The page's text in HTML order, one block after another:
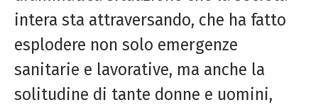
intera sta attraversando, che ha fatto
esplodere non solo emergenze
sanitarie e lavorative, ma anche la
solitudine di tante donne e uomini,